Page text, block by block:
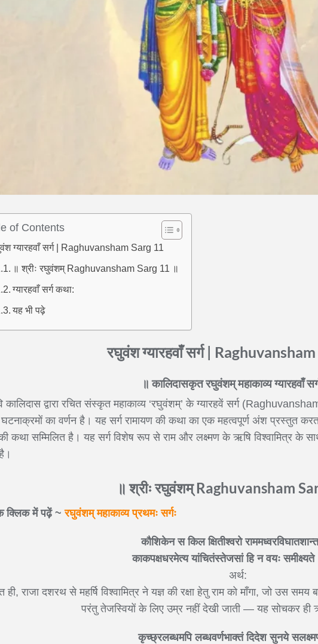
of Contents
ग्यारहवाँ सर्ग | Raghuvansham Sarg 11
॥ श्रीः रघुवंशम् Raghuvansham Sarg 11 ॥
ग्यारहवाँ सर्ग कथा:
यह भी पढ़े
रघुवंश ग्यारहवाँ सर्ग |
॥ कालिदासकृत रघुवंशम् महाकाव्य ग्यारहवाँ
कालिदास द्वारा रचित संस्कृत महाकाव्य ‘रघुवंशम्’ के ग्यारहवें सर्ग
का वर्णन है। यह सर्ग रामायण की कथा का एक महत्वपूर्ण अंश प्रस्तुत
की कथा सम्मिलित है। यह सर्ग विशेष रूप से राम और लक्ष्मण के ऋषि विश्वामित्र
॥ श्रीः रघुवंशम् Raghuvansham
क्लिक में पढ़ें ~रघुवंशम् महाकाव्य प्रथमः सर्गः
कौशिकेन स किल क्षितीश्वरो
काकपक्षधरमेत्य यांचितंस्तेजसां हि न वयः
अर्थ:
ही, राजा दशरथ से महर्षि विश्वामित्र ने यज्ञ की रक्षा हेतु राम को माँगा, जो उस
परंतु तेजस्वियों के लिए उम्र नहीं देखी जाती — यह सोचकर ही
कृच्छ्रलब्धमपि लब्धवर्णभाक्तं दिदेश सुनये